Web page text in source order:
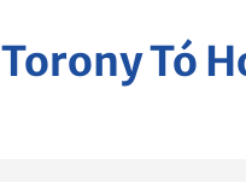
Torony Tó